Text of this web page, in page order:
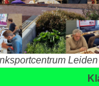
Leiden